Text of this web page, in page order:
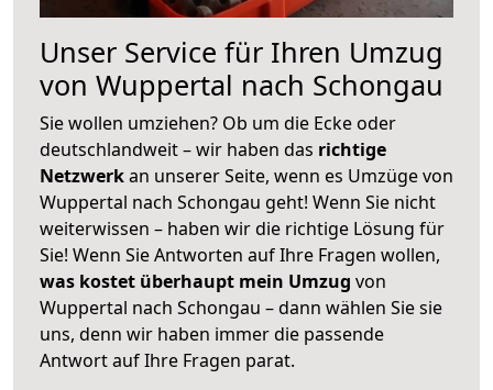
Unser Service für Ihren Umzug
von Wuppertal nach Schongau
Sie wollen umziehen? Ob um die Ecke oder
deutschlandweit – wir haben das richtige
Netzwerkan unserer Seite, wenn es Umzüge von
Wuppertal nach Schongau geht! Wenn Sie nicht
weiterwissen – haben wir die richtige Lösung für
Sie! Wenn Sie Antworten auf Ihre Fragen wollen,
was kostet überhaupt mein Umzug von
Wuppertal nach Schongau – dann wählen Sie sie
uns, denn wir haben immer die passende
Antwort auf Ihre Fragen parat.